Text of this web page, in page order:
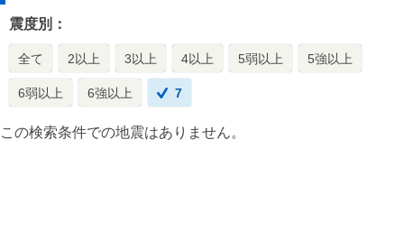
震度別：
全て 2以上 3以上 4以上 5弱以上 5強以上
6弱以上 6強以上 7
この検索条件での地震はありません。